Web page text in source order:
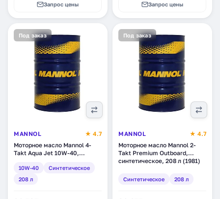
Запрос цены Запрос цены
Под заказ
MANNOL
★ 4.7
Моторное масло Mannol 4-
Takt Aqua Jet 10W-40,
10W-40
Синтетическое
208 л
Под заказ
MANNOL
★ 4.7
Моторное масло Mannol 2-
Takt Premium Outboard,
синтетическое, 208 л (1981)
Синтетическое 208 л